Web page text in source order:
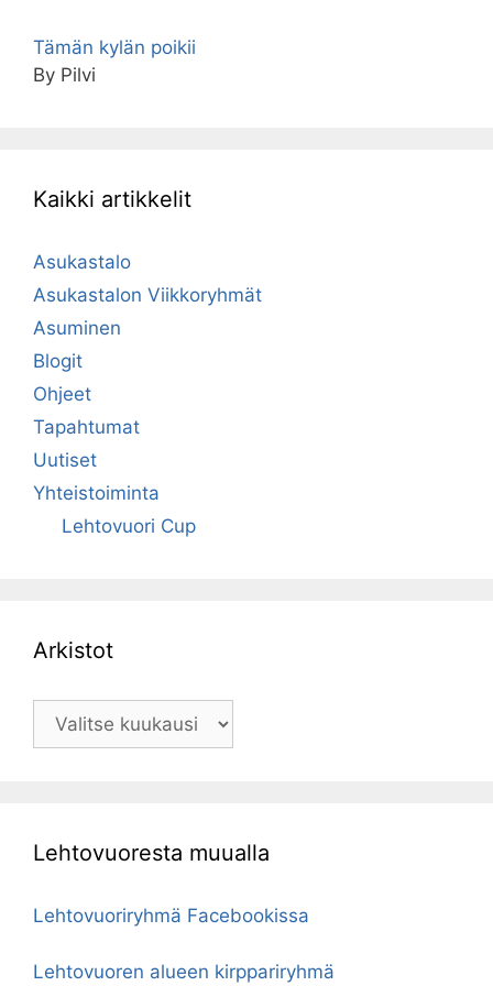
Tämän kylän poikii
By Pilvi
Kaikki artikkelit
Asukastalo
Asukastalon Viikkoryhmät
Asuminen
Blogit
Ohjeet
Tapahtumat
Uutiset
Yhteistoiminta
Lehtovuori Cup
Arkistot
Arkistot
Lehtovuoresta muualla
Lehtovuoriryhmä Facebookissa
Lehtovuoren alueen kirppariryhmä